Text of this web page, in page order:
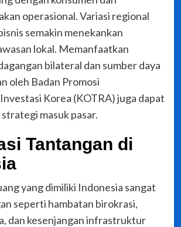
operasional. Variasi regional
semakin menekankan
lokal. Memanfaatkan
bilateral dan sumber daya
oleh Badan Promosi
Korea (KOTRA) juga dapat
masuk pasar.
Tantangan di
yang dimiliki Indonesia sangat
seperti hambatan birokrasi,
dan kesenjangan infrastruktur